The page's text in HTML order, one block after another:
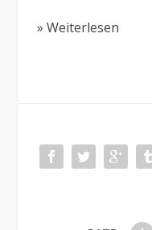
» Weiterlesen